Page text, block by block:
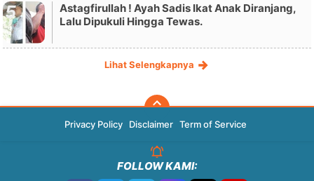
Astagfirullah ! Ayah Sadis Ikat Anak Diranjang,
Lalu Dipukuli Hingga Tewas.
Lihat Selengkapnya
Privacy Policy Disclaimer Term of Service
FOLLOW KAMI: